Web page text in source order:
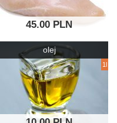
45.00 PLN
olej
1l